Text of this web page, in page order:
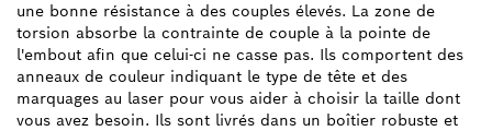
une bonne résistance à des couples élevés. La zone de
torsion absorbe la contrainte de couple à la pointe de
l'embout afin que celui-ci ne casse pas. Ils comportent des
anneaux de couleur indiquant le type de tête et des
marquages au laser pour vous aider à choisir la taille dont
vous avez besoin. Ils sont livrés dans un boîtier robuste et